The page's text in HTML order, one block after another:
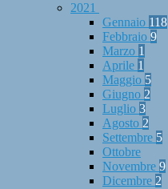
2021
Gennaio 118
Febbraio 9
Marzo 1
Aprile 1
Maggio 5
Giugno 2
Luglio 3
Agosto 2
Settembre 5
Ottobre
Novembre 9
Dicembre 2